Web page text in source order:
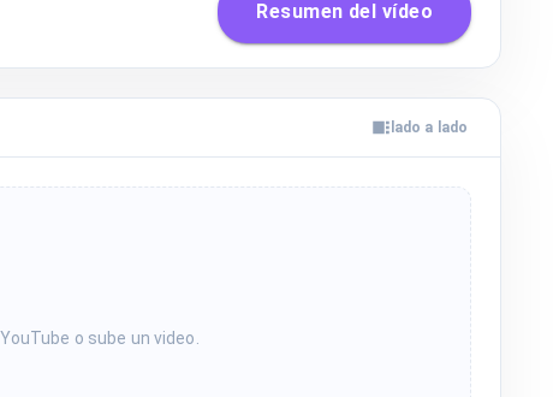
Resumen del vídeo
lado a lado
o sube un video.